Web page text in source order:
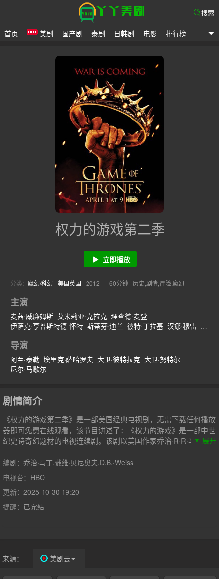
首页 美剧 国产剧 泰剧 日韩剧 电影 排行榜
搜索
权力的游戏第二季
立即播放
分类： 魔幻/科幻 美国英国 2012 60分钟 历史,剧情,冒险,魔幻
主演
麦茜·威廉姆斯 艾米莉亚·克拉克 理查德·麦登
伊萨克·亨普斯特德-怀特 斯蒂芬·迪兰 彼特·丁拉基 汉娜·穆雷
导演
阿兰·泰勒 埃里克·萨哈罗夫 大卫·彼特拉克 大卫·努特尔
尼尔·马歇尔
剧情简介
《权力的游戏第二季》是一部美国经典电视剧，无需下载任何播放
器即可免费在线观看，该节目讲述了：《权力的游戏》是一部中世
纪史诗奇幻题材的电视连续剧。该剧以美国作家乔治·R·R·马丁的
（肖恩·宾SeanBean饰）死后，其属臣拥戴他的长子罗柏·史塔克
（理查德·麦登RichardMadden饰）为北境之王。由罗柏·史塔克率
领的北境大军与兰尼斯特实力相互对峙，蓝礼的南境雄兵则不断朝
君临开拔，还有动向不明的史坦尼斯，以及西北黑海之上的铁群岛
诸民。戍守北疆的守夜人与境外蛮族一决生死。龙之母丹妮莉丝
▼ 展开
编剧： 乔治·马丁,戴维·贝尼奥夫,D.B.·Weiss
电视台： HBO
更新： 2025-10-30 19:20
提醒： 已完结
来源： 美剧云